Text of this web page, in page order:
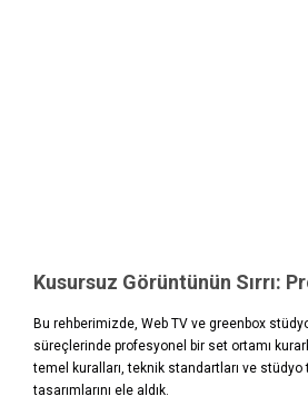
Bu rehberimizde, Web TV ve greenbox stüdyo
süreçlerinde profesyonel bir set ortamı
temel kuralları, teknik standartları ve stüdyo
tasarımlarını ele aldık.